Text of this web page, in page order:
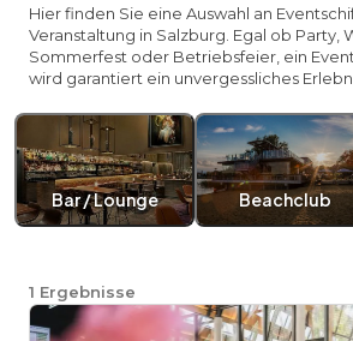
Hier finden Sie eine Auswahl an
Veranstaltung in Salzburg. Egal ob Party,
Sommerfest oder Betriebsfeier, ein
wird garantiert ein unvergessliches
Bar / Lounge Beachclub
1 Ergebnisse